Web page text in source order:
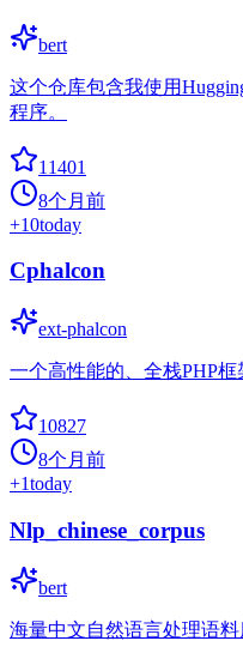
bert
这个仓库包含我使用
程序。
11401
8个月前
+10today
Cphalcon
ext-phalcon
一个高性能的、全栈PHP框
10827
8个月前
+1today
Nlp_chinese_corpus
bert
海量中文自然语言处理语料